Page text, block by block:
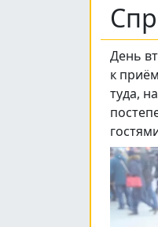
День
к
туда,